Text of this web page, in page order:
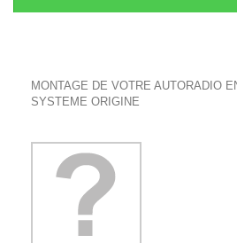
MONTAGE DE VOTRE AUTORADIO
SYSTEME ORIGINE